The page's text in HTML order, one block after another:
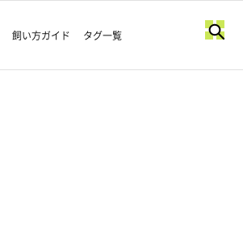
飼い方ガイド タグ一覧